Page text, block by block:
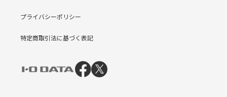
プライバシーポリシー
特定商取引法に基づく表記